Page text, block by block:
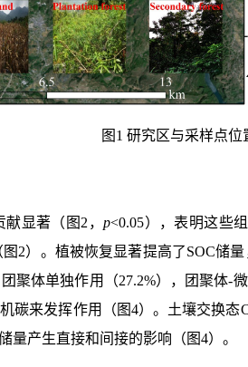
图1 研究区与采样点位
献显著（ 图2，p<0.05），表明这些
2）。植被恢复显著提高了SOC储
聚体单独作用（27.2%），团聚体
碳来发挥作用
（图4）。土壤交换
量产生直接和间接的影响（图4）。